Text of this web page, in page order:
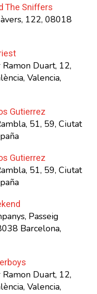
The Sniffers
122, 08018
Duart, 12,
Valencia,
Gutierrez
51, 59, Ciutat
Gutierrez
51, 59, Ciutat
Passeig
Barcelona,
Duart, 12,
Valencia,